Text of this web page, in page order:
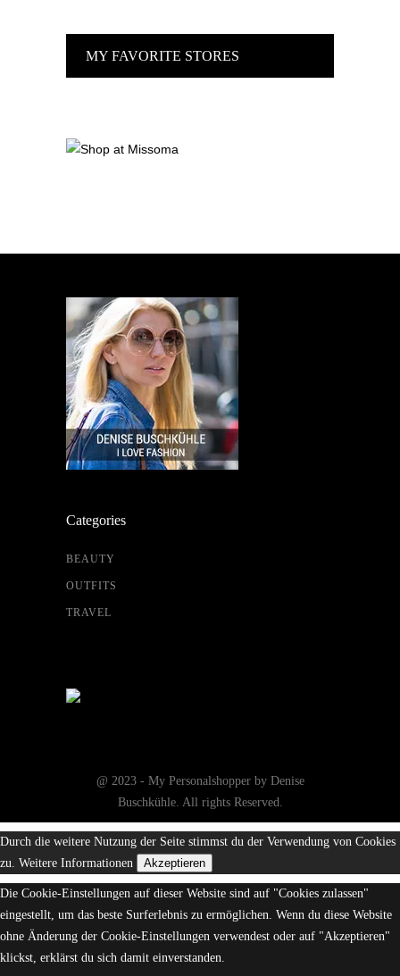
MY FAVORITE STORES
Categories
BEAUTY
OUTFITS
TRAVEL
@ 2023 - My Personalshopper by Denise
Buschkühle. All rights Reserved.
Durch die weitere Nutzung der Seite stimmst du der Verwendung von Cookies
zu. Weitere Informationen Akzeptieren
Die Cookie-Einstellungen auf dieser Website sind auf "Cookies zulassen"
eingestellt, um das beste Surferlebnis zu ermöglichen. Wenn du diese Website
ohne Änderung der Cookie-Einstellungen verwendest oder auf "Akzeptieren"
klickst, erklärst du sich damit einverstanden.